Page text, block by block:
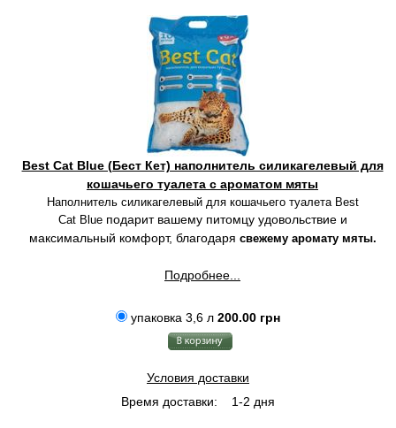
Best Cat Blue (Бест Кет) наполнитель силикагелевый для
кошачьего туалета с ароматом мяты
Наполнитель силикагелевый для кошачьего туалета Best
Cat Blue подарит вашему питомцу удовольствие и
максимальный комфорт, благодаря свежему аромату мяты.
Подробнее...
упаковка 3,6 л 200.00 грн
Условия доставки
Время доставки:
1-2 дня